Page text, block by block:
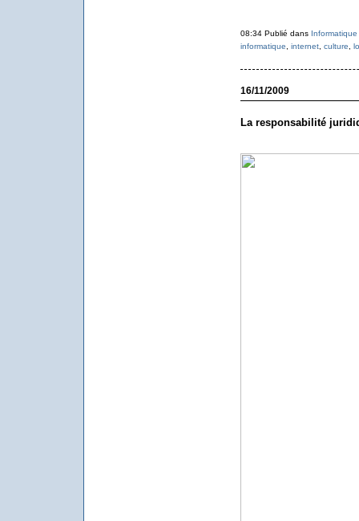
08:34 Publié dans Informatique
informatique
internet, culture
16/11/2009
La responsabilité